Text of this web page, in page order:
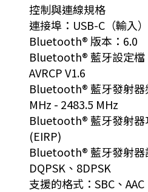
控制與連線規格
連接埠：USB-C（輸入）
Bluetooth® 版本：6.0
Bluetooth® 藍牙設定檔
AVRCP V1.6
Bluetooth® 藍牙發射器
MHz - 2483.5 MHz
Bluetooth® 藍牙發射
(EIRP)
Bluetooth® 藍牙發射器
DQPSK、8DPSK
支援的格式：SBC、AAC